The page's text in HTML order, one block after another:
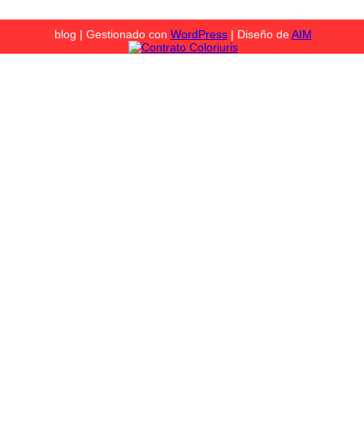
blog | Gestionado con WordPress| Diseño deAIM